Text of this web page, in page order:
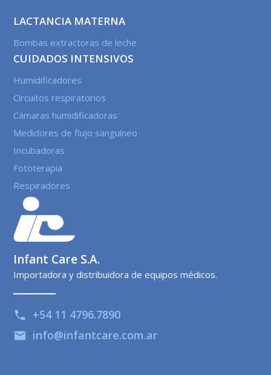
LACTANCIA MATERNA
Bombas extractoras de leche
CUIDADOS INTENSIVOS
Humidificadores
Circuitos respiratorios
Cámaras humidificadoras
Medidores de flujo sanguíneo
Incubadoras
Fototerapia
Respiradores
Infant Care S.A.
Importadora y distribuidora de equipos médicos.
phone +54 11 4796.7890
email info@infantcare.com.ar